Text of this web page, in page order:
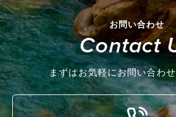
お問い合わせ
Contact
まずはお気軽にお問い合わ